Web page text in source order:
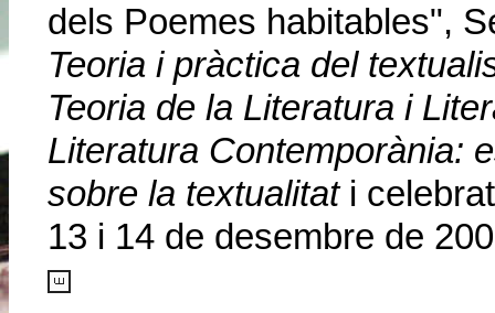
dels Poemes habitables",
Teoria i pràctica del
Teoria de la Literatura i
Literatura Contemporània:
sobre la textualitat i
13 i 14 de desembre de